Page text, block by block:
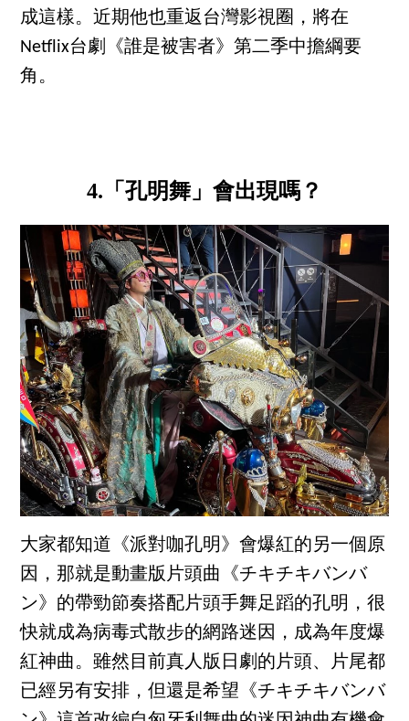
成這樣。近期他也重返台灣影視圈，將在
Netflix台劇《誰是被害者》第二季中擔綱要
角。
4.「孔明舞」會出現嗎？
大家都知道《派對咖孔明》會爆紅的另一個原
因，那就是動畫版片頭曲《チキチキバンバ
ン》的帶勁節奏搭配片頭手舞足蹈的孔明，很
快就成為病毒式散步的網路迷因，成為年度爆
紅神曲。雖然目前真人版日劇的片頭、片尾都
已經另有安排，但還是希望《チキチキバンバ